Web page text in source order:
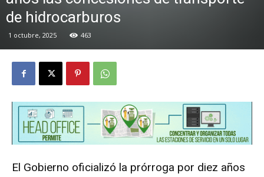
de hidrocarburos
1 octubre, 2025 463
El Gobierno oficializó la prórroga por diez años